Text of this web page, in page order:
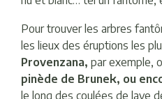
Pour trouver les arbres
les lieux des éruptions les
Provenzana, par exemple,
pinède de Brunek, ou
le long des coulées de lave